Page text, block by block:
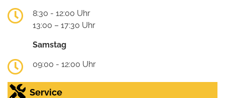
8:30 - 12:00 Uhr
13:00 – 17:30 Uhr
Samstag
09:00 - 12:00 Uhr
Service